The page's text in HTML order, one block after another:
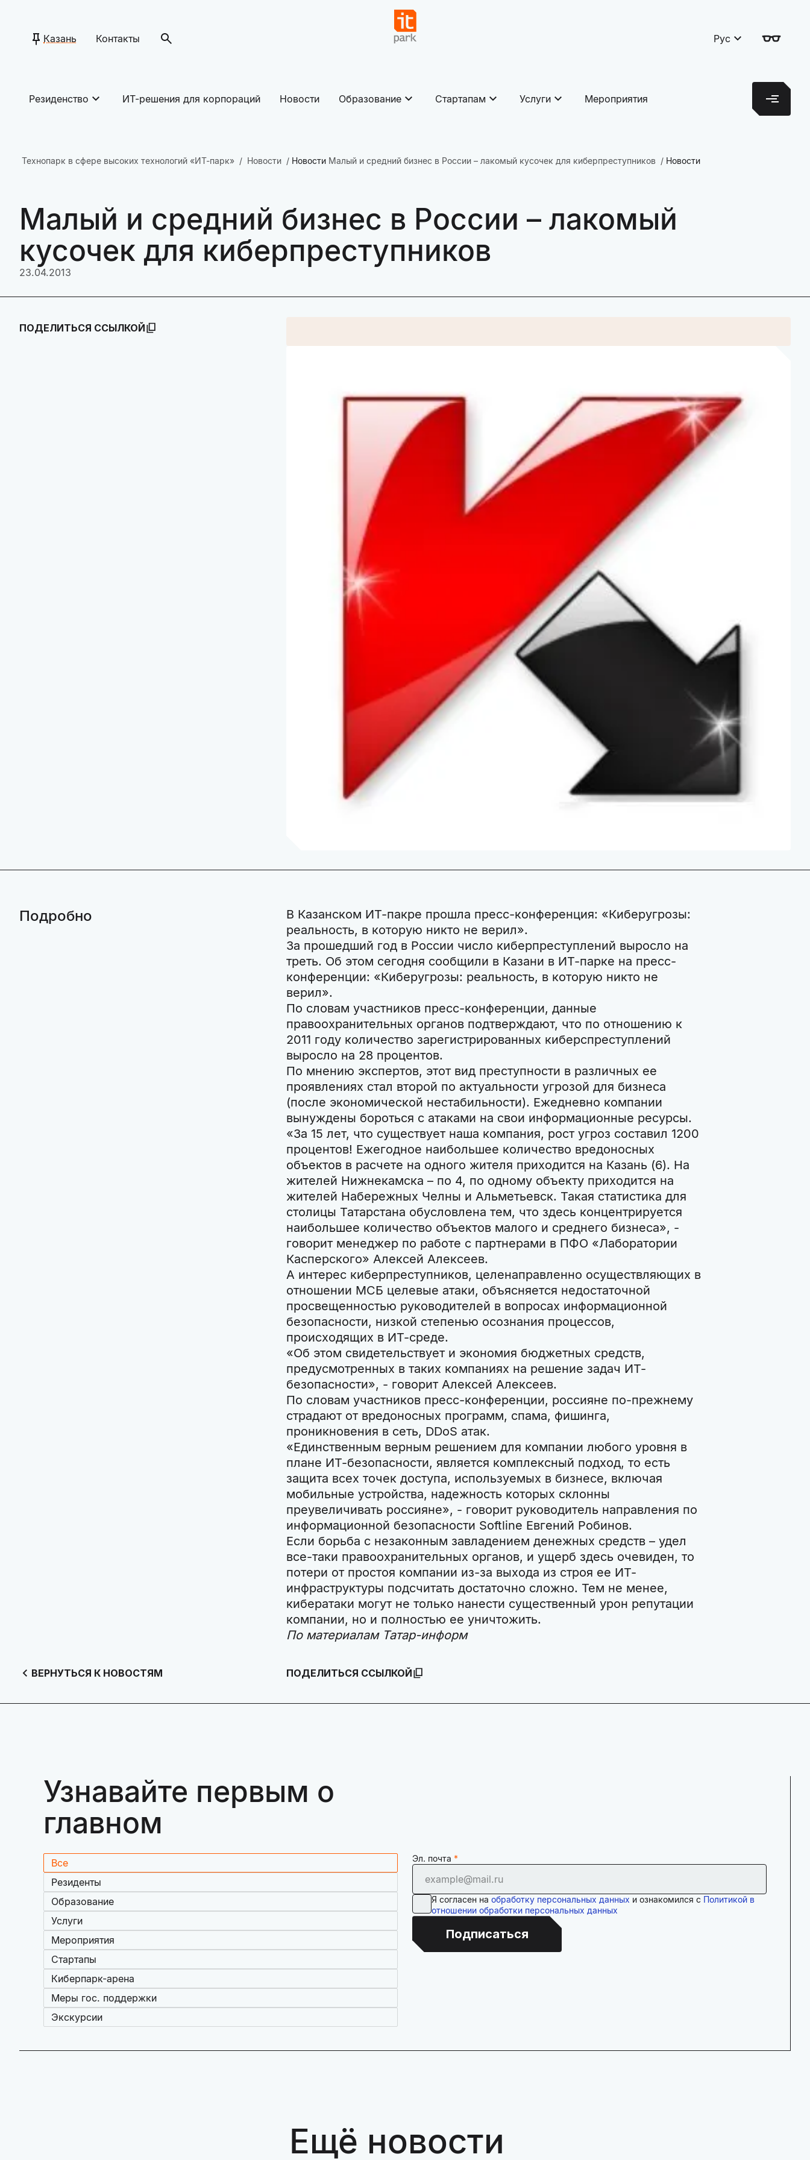
Казань Контакты Рус
Резиденство ИТ-решения для корпораций Новости Образование Стартапам Услуги Мероприятия
Технопарк в сфере высоких технологий «ИТ-парк» Новости Новости Малый и средний бизнес в России – лакомый кусочек для киберпреступников Новости
Малый и средний бизнес в России – лакомый
кусочек для киберпреступников
23.04.2013
ПОДЕЛИТЬСЯ ССЫЛКОЙ
Подробно
В Казанском ИТ-пакре прошла пресс-конференция: «Киберугрозы:
реальность, в которую никто не верил».
За прошедший год в России число киберпреступлений выросло на
треть. Об этом сегодня сообщили в Казани в ИТ-парке на пресс-
конференции: «Киберугрозы: реальность, в которую никто не
верил».
По словам участников пресс-конференции, данные
правоохранительных органов подтверждают, что по отношению к
2011 году количество зарегистрированных киберспреступлений
выросло на 28 процентов.
По мнению экспертов, этот вид преступности в различных ее
проявлениях стал второй по актуальности угрозой для бизнеса
(после экономической нестабильности). Ежедневно компании
вынуждены бороться с атаками на свои информационные ресурсы.
«За 15 лет, что существует наша компания, рост угроз составил 1200
процентов! Ежегодное наибольшее количество вредоносных
объектов в расчете на одного жителя приходится на Казань (6). На
жителей Нижнекамска – по 4, по одному объекту приходится на
жителей Набережных Челны и Альметьевск. Такая статистика для
столицы Татарстана обусловлена тем, что здесь концентрируется
наибольшее количество объектов малого и среднего бизнеса», -
говорит менеджер по работе с партнерами в ПФО «Лаборатории
Касперского» Алексей Алексеев.
А интерес киберпреступников, целенаправленно осуществляющих в
отношении МСБ целевые атаки, объясняется недостаточной
просвещенностью руководителей в вопросах информационной
безопасности, низкой степенью осознания процессов,
происходящих в ИТ-среде.
«Об этом свидетельствует и экономия бюджетных средств,
предусмотренных в таких компаниях на решение задач ИТ-
безопасности», - говорит Алексей Алексеев.
По словам участников пресс-конференции, россияне по-прежнему
страдают от вредоносных программ, спама, фишинга,
проникновения в сеть, DDoS атак.
«Единственным верным решением для компании любого уровня в
плане ИТ-безопасности, является комплексный подход, то есть
защита всех точек доступа, используемых в бизнесе, включая
мобильные устройства, надежность которых склонны
преувеличивать россияне», - говорит руководитель направления по
информационной безопасности Softline Евгений Робинов.
Если борьба с незаконным завладением денежных средств – удел
все-таки правоохранительных органов, и ущерб здесь очевиден, то
потери от простоя компании из-за выхода из строя ее ИТ-
инфраструктуры подсчитать достаточно сложно. Тем не менее,
кибератаки могут не только нанести существенный урон репутации
компании, но и полностью ее уничтожить.
По материалам Татар-информ
ВЕРНУТЬСЯ К НОВОСТЯМ ПОДЕЛИТЬСЯ ССЫЛКОЙ
Узнавайте первым о
главном
Все
Резиденты
Образование
Услуги
Мероприятия
Стартапы
Киберпарк-арена
Меры гос. поддержки
Экскурсии
Эл. почта
Я согласен на обработку персональных данных и ознакомился с Политикой в
отношении обработки персональных данных
Подписаться
Ещё новости